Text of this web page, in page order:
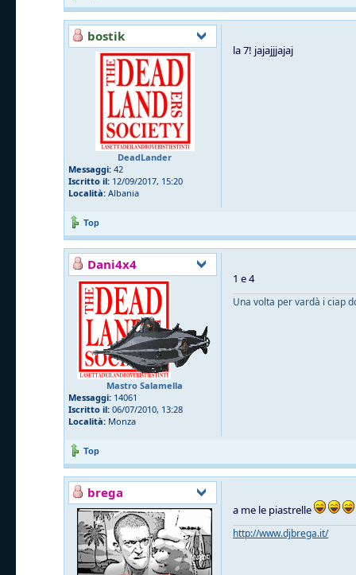
bostik
DeadLander
Messaggi: 42
Iscritto il: 12/09/2017, 15:20
Località: Albania
la 7! jajajjjajaj
Top
Dani4x4
Mastro Salamella
Messaggi: 14061
Iscritto il: 06/07/2010, 13:28
Località: Monza
1 e 4
Una volta per vardà i ciap
Top
brega
a me le piastrelle
http://www.djbrega.it/